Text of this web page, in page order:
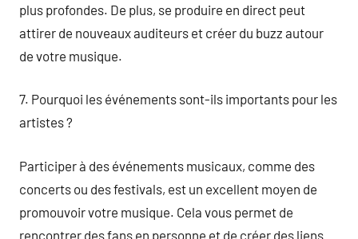
plus profondes. De plus, se produire en direct peut
attirer de nouveaux auditeurs et créer du buzz autour
de votre musique.
7. Pourquoi les événements sont-ils importants pour les
artistes ?
Participer à des événements musicaux, comme des
concerts ou des festivals, est un excellent moyen de
promouvoir votre musique. Cela vous permet de
rencontrer des fans en personne et de créer des liens